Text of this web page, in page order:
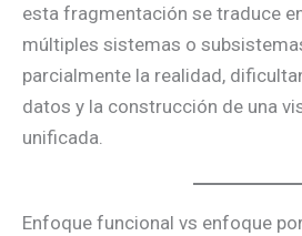
esta fragmentación se traduce
múltiples sistemas o
parcialmente la realidad,
datos y la construcción de una
unificada.
Enfoque funcional vs enfoque